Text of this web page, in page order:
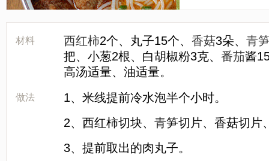
材料 西红柿2个、丸子15个、 香菇3朵、 青
把、小葱2根、白胡椒粉3克、 番茄酱
高汤适量、油适量。
做法
1、米线提前冷水泡半个小时。
2、西红柿切块、青笋切片、香菇切片
3、提前取出的肉丸子。